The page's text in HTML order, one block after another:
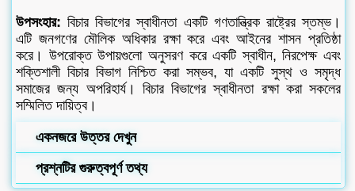
উপসংহার:বিচার বিভাগের স্বাধীনতা একটি গণতান্ত্রিক রাষ্ট্রের স্তম্ভ।
এটি জনগণের মৌলিক অধিকার রক্ষা করে এবং আইনের শাসন প্রতিষ্ঠা
করে। উপরোক্ত উপায়গুলো অনুসরণ করে একটি স্বাধীন, নিরপেক্ষ এবং
শক্তিশালী বিচার বিভাগ নিশ্চিত করা সম্ভব, যা একটি সুস্থ ও সমৃদ্ধ
সমাজের জন্য অপরিহার্য। বিচার বিভাগের স্বাধীনতা রক্ষা করা সকলের
সম্মিলিত দায়িত্ব।
একনজরে উত্তর দেখুন
প্রশ্নটির গুরুত্বপূর্ণ তথ্য